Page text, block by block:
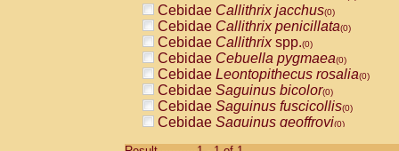
Cebidae Callithrix jacchus(0)
Cebidae Callithrix penicillata(0)
Cebidae Callithrixspp.(0)
Cebidae Cebuella pygmaea(0)
Cebidae Leontopithecus rosalia(0)
Cebidae Saguinus bicolor(0)
Cebidae Saguinus fuscicollis(0)
Cebidae Saguinus geoffroyi(0)